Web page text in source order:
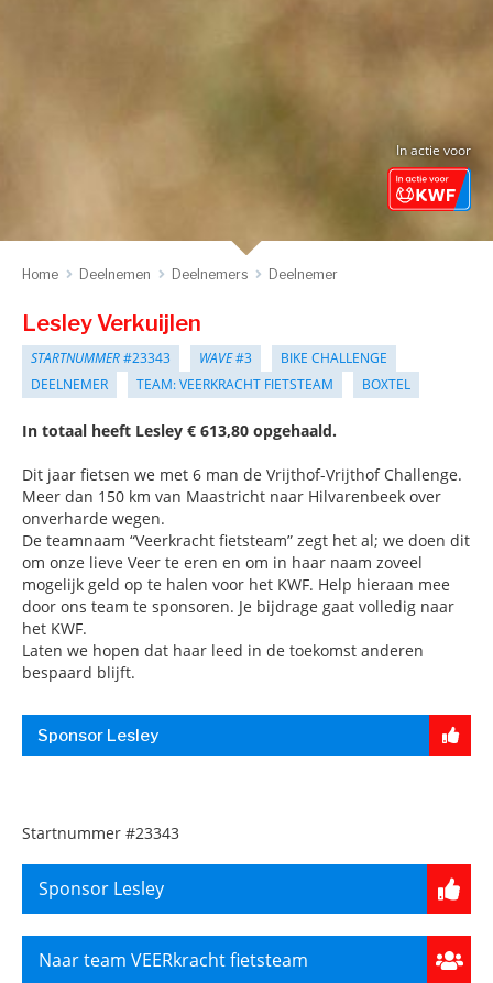
In actie voor
Home Deelnemen Deelnemers Deelnemer
Lesley Verkuijlen
STARTNUMMER#23343 WAVE#3
BIKE CHALLENGE
DEELNEMER
TEAM: VEERKRACHT FIETSTEAM BOXTEL
In totaal heeft Lesley € 613,80 opgehaald.
Dit jaar fietsen we met 6 man de Vrijthof-Vrijthof Challenge.
Meer dan 150 km van Maastricht naar Hilvarenbeek over
onverharde wegen.
De teamnaam “Veerkracht fietsteam” zegt het al; we doen dit
om onze lieve Veer te eren en om in haar naam zoveel
mogelijk geld op te halen voor het KWF. Help hieraan mee
door ons team te sponsoren. Je bijdrage gaat volledig naar
het KWF.
Laten we hopen dat haar leed in de toekomst anderen
bespaard blijft.
Sponsor Lesley
Startnummer #23343
Sponsor Lesley
Naar team VEERkracht fietsteam